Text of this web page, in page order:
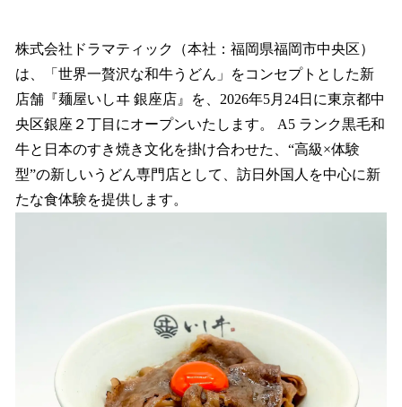
！
を
読
み
込
み
中
で
す
株式会社ドラマティック（本社：福岡県福岡市中央区）
は、「世界一贅沢な和牛うどん」をコンセプトとした新
店舗『麺屋いしヰ 銀座店』を、2026年5月24日に東京都中
央区銀座２丁目にオープンいたします。 A5 ランク黒毛和
牛と日本のすき焼き文化を掛け合わせた、“高級×体験
型”の新しいうどん専門店として、訪日外国人を中心に新
たな食体験を提供します。